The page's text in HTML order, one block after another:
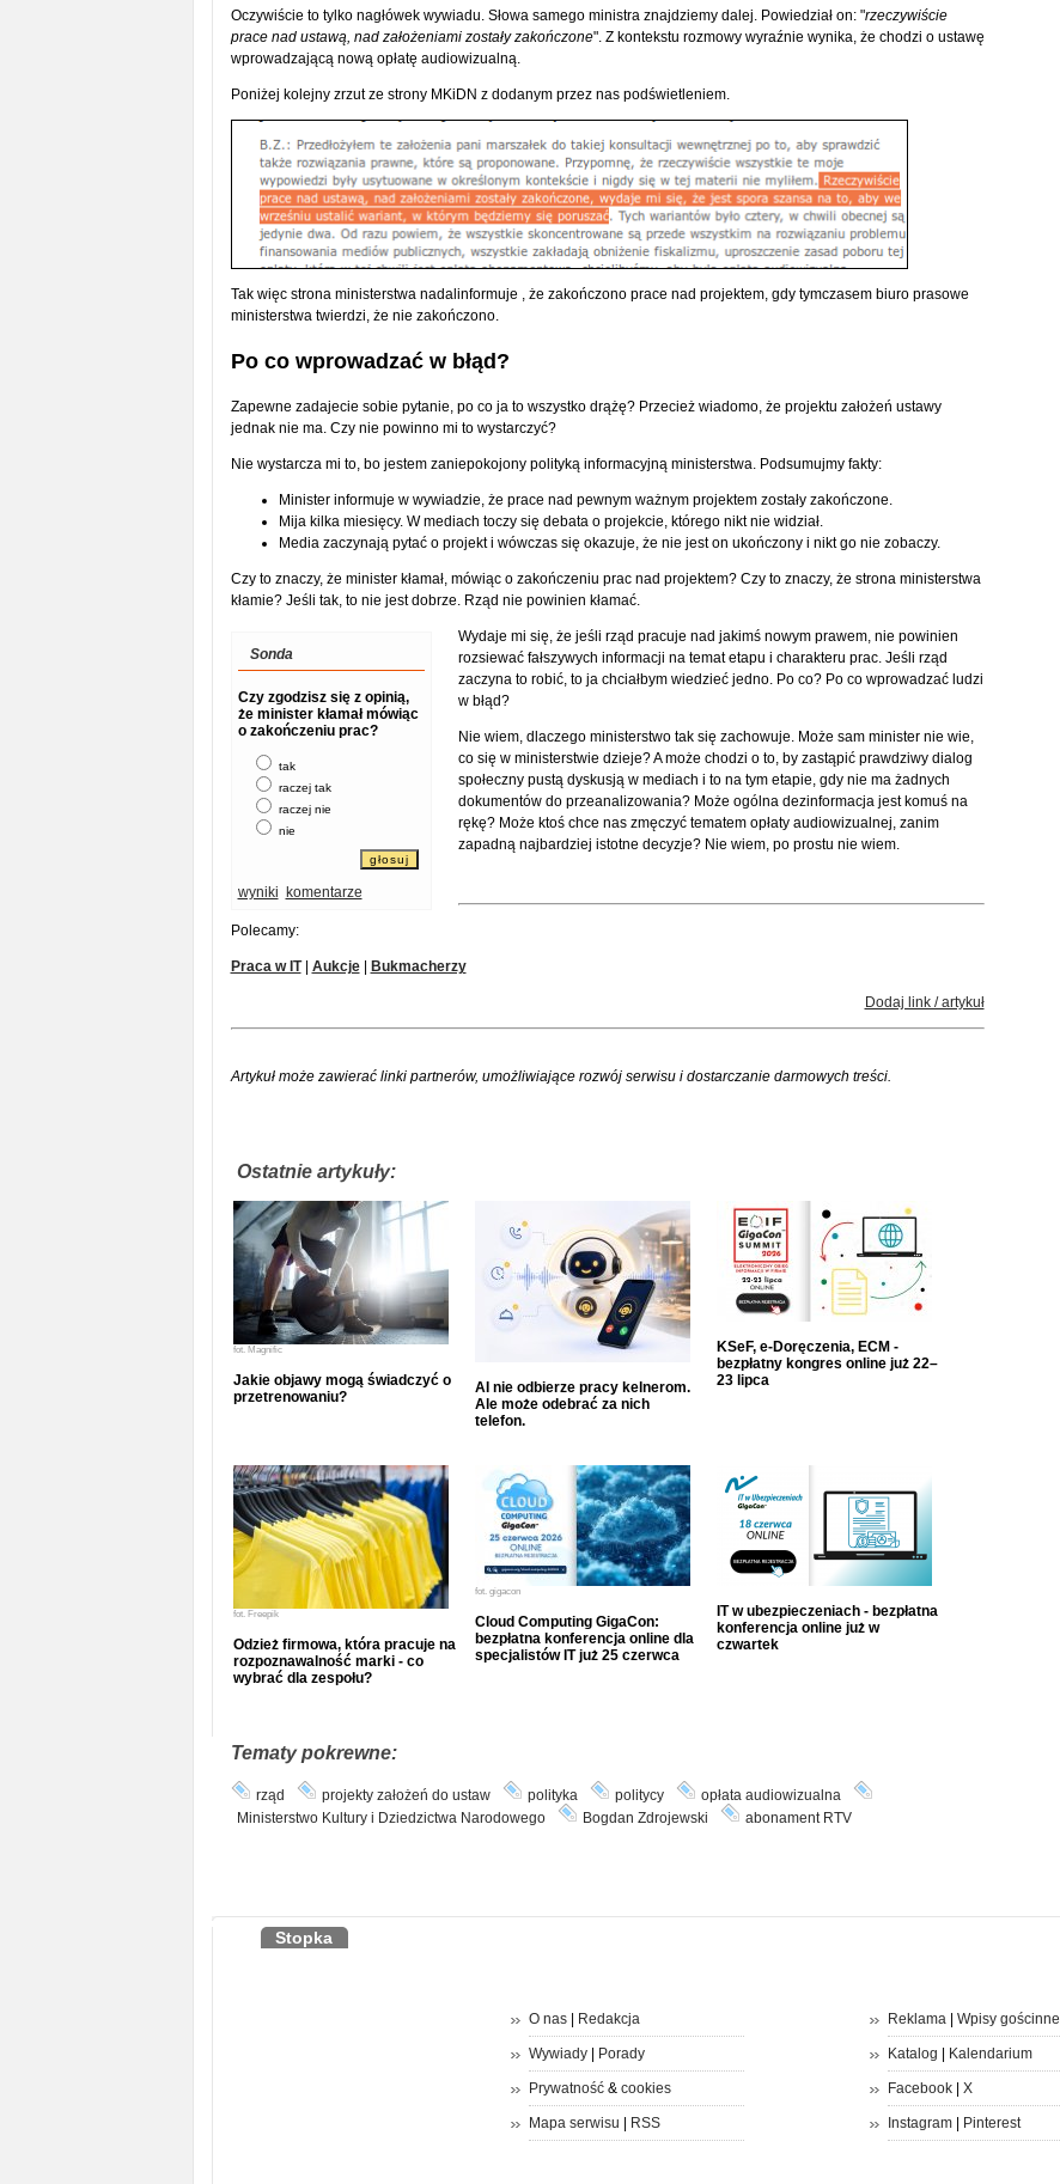
Oczywiście to tylko nagłówek wywiadu. Słowa samego ministra znajdziemy dalej. Powiedział on: "rzeczywiście
prace nad ustawą, nad założeniami zostały zakończone". Z kontekstu rozmowy wyraźnie wynika, że chodzi o ustawę
wprowadzającą nową opłatę audiowizualną.
Poniżej kolejny zrzut ze strony MKiDN z dodanym przez nas podświetleniem.
Tak więc strona ministerstwa nadalinformuje , że zakończono prace nad projektem, gdy tymczasem biuro prasowe
ministerstwa twierdzi, że nie zakończono.
Po co wprowadzać w błąd?
Zapewne zadajecie sobie pytanie, po co ja to wszystko drążę? Przecież wiadomo, że projektu założeń ustawy
jednak nie ma. Czy nie powinno mi to wystarczyć?
Nie wystarcza mi to, bo jestem zaniepokojony polityką informacyjną ministerstwa. Podsumujmy fakty:
Minister informuje w wywiadzie, że prace nad pewnym ważnym projektem zostały zakończone.
Mija kilka miesięcy. W mediach toczy się debata o projekcie, którego nikt nie widział.
Media zaczynają pytać o projekt i wówczas się okazuje, że nie jest on ukończony i nikt go nie zobaczy.
Czy to znaczy, że minister kłamał, mówiąc o zakończeniu prac nad projektem? Czy to znaczy, że strona ministerstwa
kłamie? Jeśli tak, to nie jest dobrze. Rząd nie powinien kłamać.
Sonda
Czy zgodzisz się z opinią,
że minister kłamał mówiąc
o zakończeniu prac?
tak
raczej tak
raczej nie
nie
wyniki komentarze
Wydaje mi się, że jeśli rząd pracuje nad jakimś nowym prawem, nie powinien
rozsiewać fałszywych informacji na temat etapu i charakteru prac. Jeśli rząd
zaczyna to robić, to ja chciałbym wiedzieć jedno. Po co? Po co wprowadzać ludzi
w błąd?
Nie wiem, dlaczego ministerstwo tak się zachowuje. Może sam minister nie wie,
co się w ministerstwie dzieje? A może chodzi o to, by zastąpić prawdziwy dialog
społeczny pustą dyskusją w mediach i to na tym etapie, gdy nie ma żadnych
dokumentów do przeanalizowania? Może ogólna dezinformacja jest komuś na
rękę? Może ktoś chce nas zmęczyć tematem opłaty audiowizualnej, zanim
zapadną najbardziej istotne decyzje? Nie wiem, po prostu nie wiem.
Polecamy:
Praca w IT| Aukcje| Bukmacherzy
Dodaj link / artykuł
Artykuł może zawierać linki partnerów, umożliwiające rozwój serwisu i dostarczanie darmowych treści.
Ostatnie artykuły:
fot. Magnific
Jakie objawy mogą świadczyć o
przetrenowaniu?
AI nie odbierze pracy kelnerom.
Ale może odebrać za nich
telefon.
KSeF, e-Doręczenia, ECM -
bezpłatny kongres online już 22–
23 lipca
fot. Freepik
Odzież firmowa, która pracuje na
rozpoznawalność marki - co
wybrać dla zespołu?
fot. gigacon
Cloud Computing GigaCon:
bezpłatna konferencja online dla
specjalistów IT już 25 czerwca
IT w ubezpieczeniach - bezpłatna
konferencja online już w
czwartek
Tematy pokrewne:
rząd projekty założeń do ustaw polityka politycy
opłata audiowizualna
Ministerstwo Kultury i Dziedzictwa Narodowego
Bogdan Zdrojewski abonament RTV
Stopka
O nas| Redakcja
Wywiady| Porady
Prywatność& cookies
Mapa serwisu RSS
Reklama| Wpisy gościnne
Katalog Kalendarium
Facebook| X
Instagram| Pinterest